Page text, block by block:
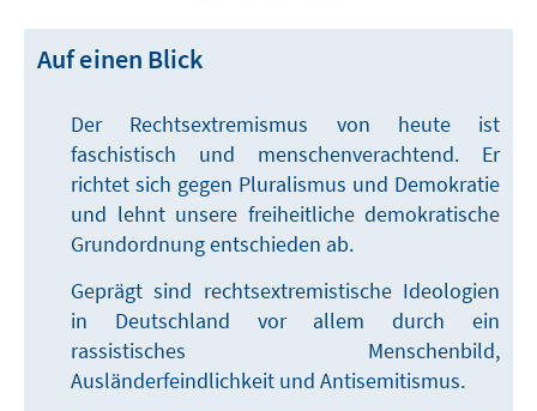
Auf einen Blick
Der Rechtsextremismus von heute ist
faschistisch und menschenverachtend. Er
richtet sich gegen Pluralismus und Demokratie
und lehnt unsere freiheitliche demokratische
Grundordnung entschieden ab.
Geprägt sind rechtsextremistische Ideologien
in Deutschland vor allem durch ein
rassistisches Menschenbild,
Ausländerfeindlichkeit und Antisemitismus.